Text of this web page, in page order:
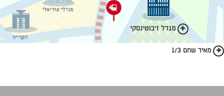
מאיר שחם 1/3
מגדל ז'בוטינסקי